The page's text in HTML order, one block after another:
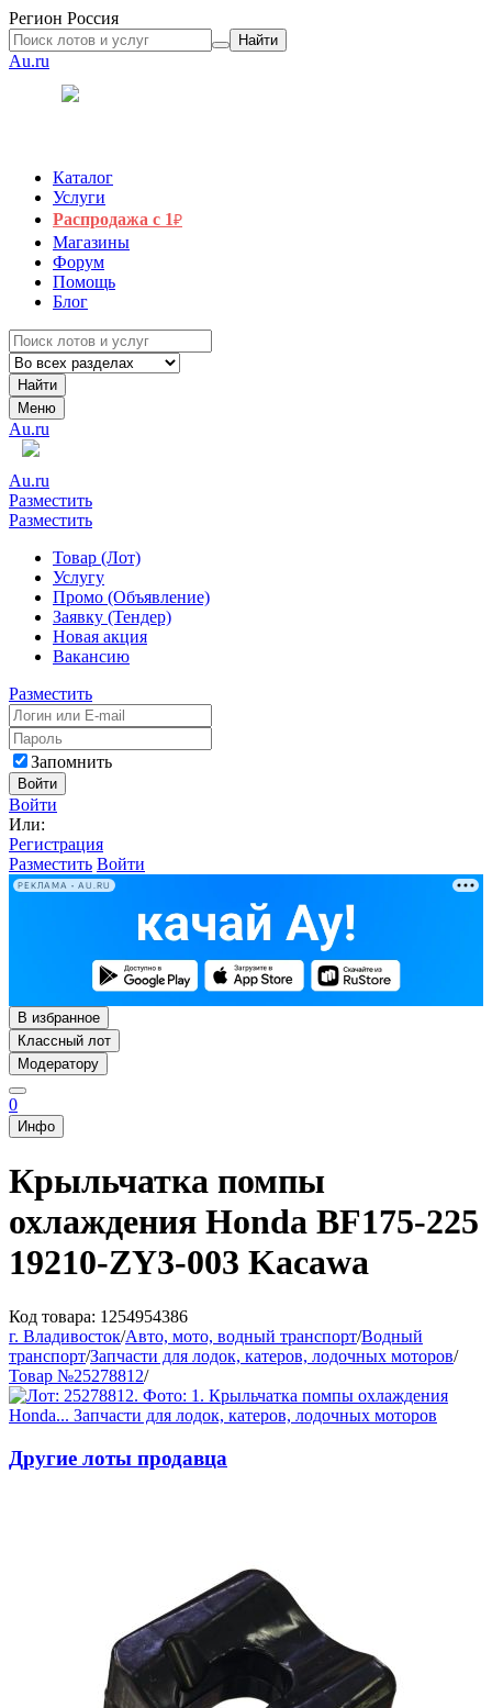
Регион Россия
Найти
Au.ru
Каталог
Услуги
Распродажа с 1₽
Магазины
Форум
Помощь
Блог
Найти
Меню
Au.ru
Au.ru
Разместить
Разместить
Товар (Лот)
Услугу
Промо (Объявление)
Заявку (Тендер)
Новая акция
Вакансию
Разместить
Запомнить
Войти
Войти
Или:
Регистрация
Разместить Войти
РЕКЛАМА • AU.RU
В избранное
Классный лот
Модератору
0
Инфо
Крыльчатка помпы
охлаждения Honda BF175-225
19210-ZY3-003 Kacawa
Код товара: 1254954386
г. Владивосток/Авто, мото, водный транспорт/Водный
транспорт/Запчасти для лодок, катеров, лодочных моторов/
Товар №25278812/
Другие лоты продавца